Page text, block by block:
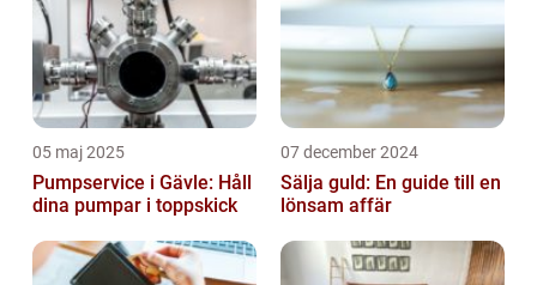
05 maj 2025
Pumpservice i Gävle: Håll
dina pumpar i toppskick
07 december 2024
Sälja guld: En guide till en
lönsam affär